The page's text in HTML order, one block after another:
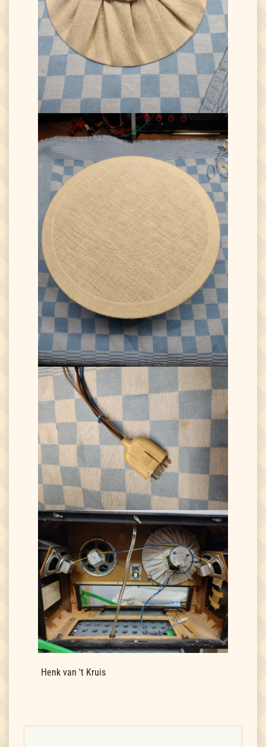
Henk van 't Kruis